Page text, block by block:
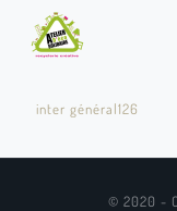
inter général126
© 2020 -